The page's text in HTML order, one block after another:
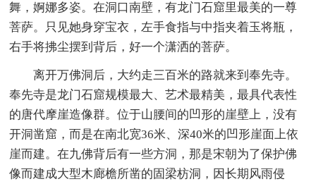
舞，婀娜多姿。在洞口南壁，有龙门石窟里最美的一尊
菩萨。只见她身穿宝衣，左手食指与中指夹着玉将瓶，
右手将拂尘摆到背后，好一个潇洒的菩萨。
离开万佛洞后，大约走三百米的路就来到奉先寺。
奉先寺是龙门石窟规模最大、艺术最精美，最具代表性
的唐代摩崖造像群。位于山腰间的凹形的崖壁上，没有
开洞凿窟，而是在南北宽36米、深40米的凹形崖面上依
崖而建。在九佛背后有一些方洞，那是宋朝为了保护佛
像而建成大型木廊檐所凿的固梁枋洞，因长期风雨侵